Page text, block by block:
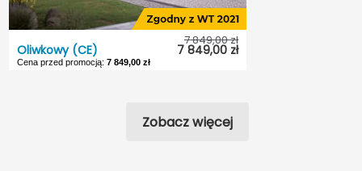
Kąt nach. dachu:
15°
Odbicie lustrzane:
Tak
Oliwkowy (CE) 7 849,00 zł
7 849,00 zł
Cena przed promocją: 7 849,00 zł
5 dni roboczych
Zobacz więcej